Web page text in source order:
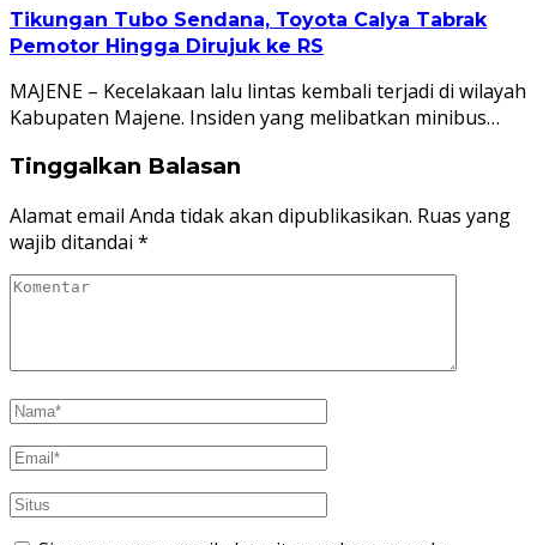
Tikungan Tubo Sendana, Toyota Calya Tabrak
Pemotor Hingga Dirujuk ke RS
MAJENE – Kecelakaan lalu lintas kembali terjadi di wilayah
Kabupaten Majene. Insiden yang melibatkan minibus…
Tinggalkan Balasan
Alamat email Anda tidak akan dipublikasikan. Ruas yang
wajib ditandai *